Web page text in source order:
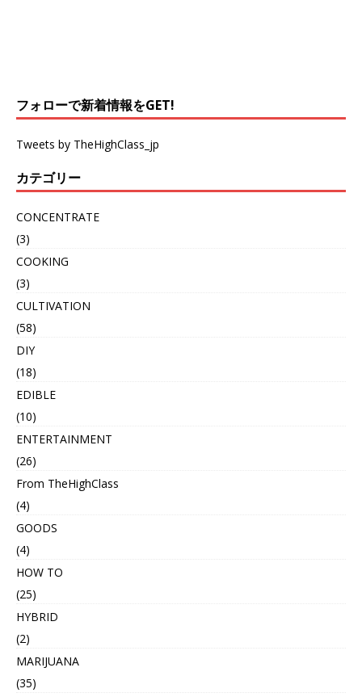
フォローで新着情報をGET!
Tweets by TheHighClass_jp
カテゴリー
CONCENTRATE
(3)
COOKING
(3)
CULTIVATION
(58)
DIY
(18)
EDIBLE
(10)
ENTERTAINMENT
(26)
From TheHighClass
(4)
GOODS
(4)
HOW TO
(25)
HYBRID
(2)
MARIJUANA
(35)